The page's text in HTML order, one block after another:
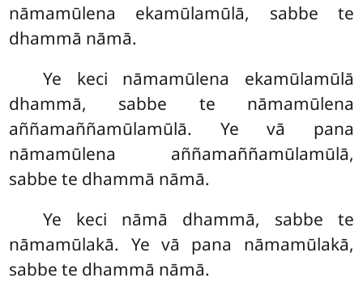
nāmamūlena ekamūlamūlā, sabbe te
dhammā nāmā.
Ye keci nāmamūlena ekamūlamūlā
dhammā, sabbe te nāmamūlena
aññamaññamūlamūlā. Ye vā pana
nāmamūlena aññamaññamūlamūlā,
sabbe te dhammā nāmā.
Ye keci nāmā dhammā, sabbe te
nāmamūlakā. Ye vā pana nāmamūlakā,
sabbe te dhammā nāmā.